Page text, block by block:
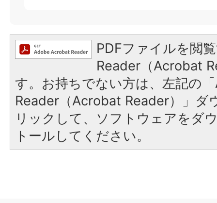
PDFファイルを閲
Reader（Acrobat
す。お持ちでない方は、左記の
Reader（Acrobat Reader）」ダ
リックして、ソフトウェアをダ
トールしてください。